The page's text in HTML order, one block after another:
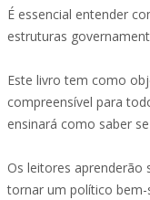
É essencial entender
estruturas
Este livro tem como
compreensível para
ensinará como saber
Os leitores aprenderão
tornar um político